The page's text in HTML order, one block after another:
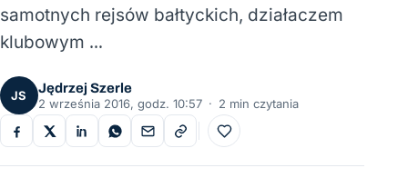
samotnych rejsów bałtyckich, działaczem
klubowym …
JS
Jędrzej Szerle
2 września 2016, godz. 10:57 · 2 min czytania
Do ulubionych